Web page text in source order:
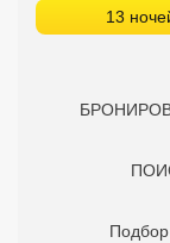
13